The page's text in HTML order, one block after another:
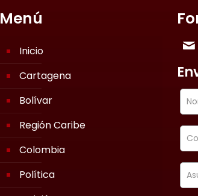
Menú
Inicio
Cartagena
Bolívar
Región Caribe
Colombia
Política